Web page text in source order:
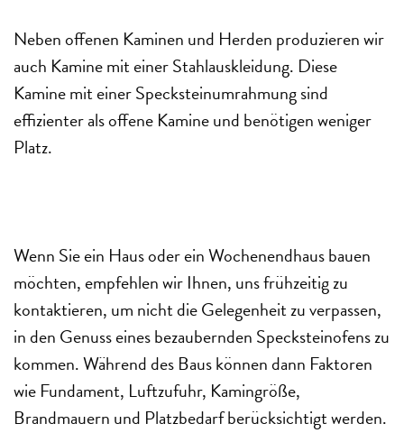
Neben offenen Kaminen und Herden produzieren wir
auch Kamine mit einer Stahlauskleidung. Diese
Kamine mit einer Specksteinumrahmung sind
effizienter als offene Kamine und benötigen weniger
Platz.
Wenn Sie ein Haus oder ein Wochenendhaus bauen
möchten, empfehlen wir Ihnen, uns frühzeitig zu
kontaktieren, um nicht die Gelegenheit zu verpassen,
in den Genuss eines bezaubernden Specksteinofens zu
kommen. Während des Baus können dann Faktoren
wie Fundament, Luftzufuhr, Kamingröße,
Brandmauern und Platzbedarf berücksichtigt werden.